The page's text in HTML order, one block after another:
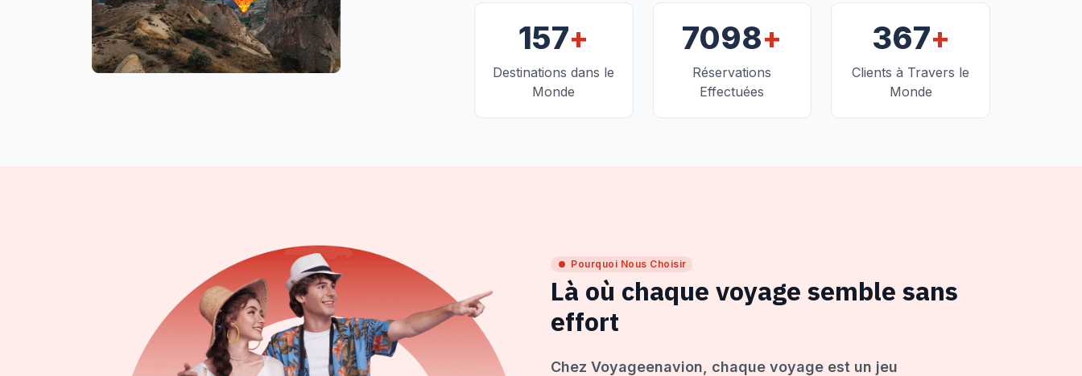
157+
Destinations dans le
Monde
7098+
Réservations
Effectuées
367+
Clients à Travers le
Monde
Pourquoi Nous Choisir
Là où chaque voyage semble sans
effort
Chez Voyageenavion, chaque voyage est un jeu